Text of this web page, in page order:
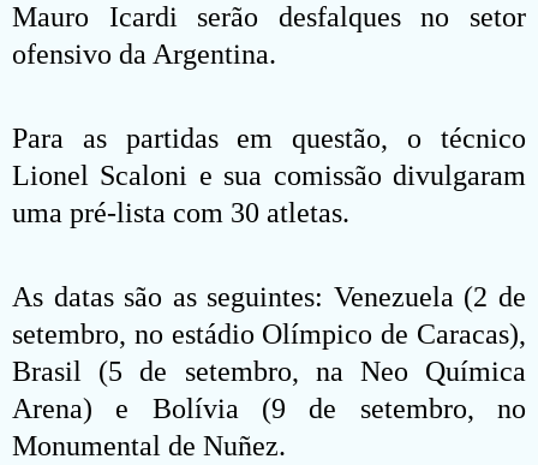
Mauro Icardi serão desfalques no setor
ofensivo da Argentina.
Para as partidas em questão, o técnico
Lionel Scaloni e sua comissão divulgaram
uma pré-lista com 30 atletas.
As datas são as seguintes: Venezuela (2 de
setembro, no estádio Olímpico de Caracas),
Brasil (5 de setembro, na Neo Química
Arena) e Bolívia (9 de setembro, no
Monumental de Nuñez.